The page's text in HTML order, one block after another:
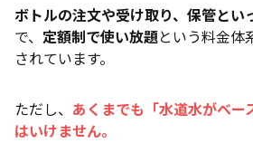
ボトル交換・受け取り・保管
負担が減る
ペットボトルやボトルゴミが
冷水・温水・常温水がワンタ
育てがラクに
ボトルの注文や受け取り、保管とい
で、 定額制で使い放題という料金体
されています。
ただし、 あくまでも「水道水がベー
はいけません。